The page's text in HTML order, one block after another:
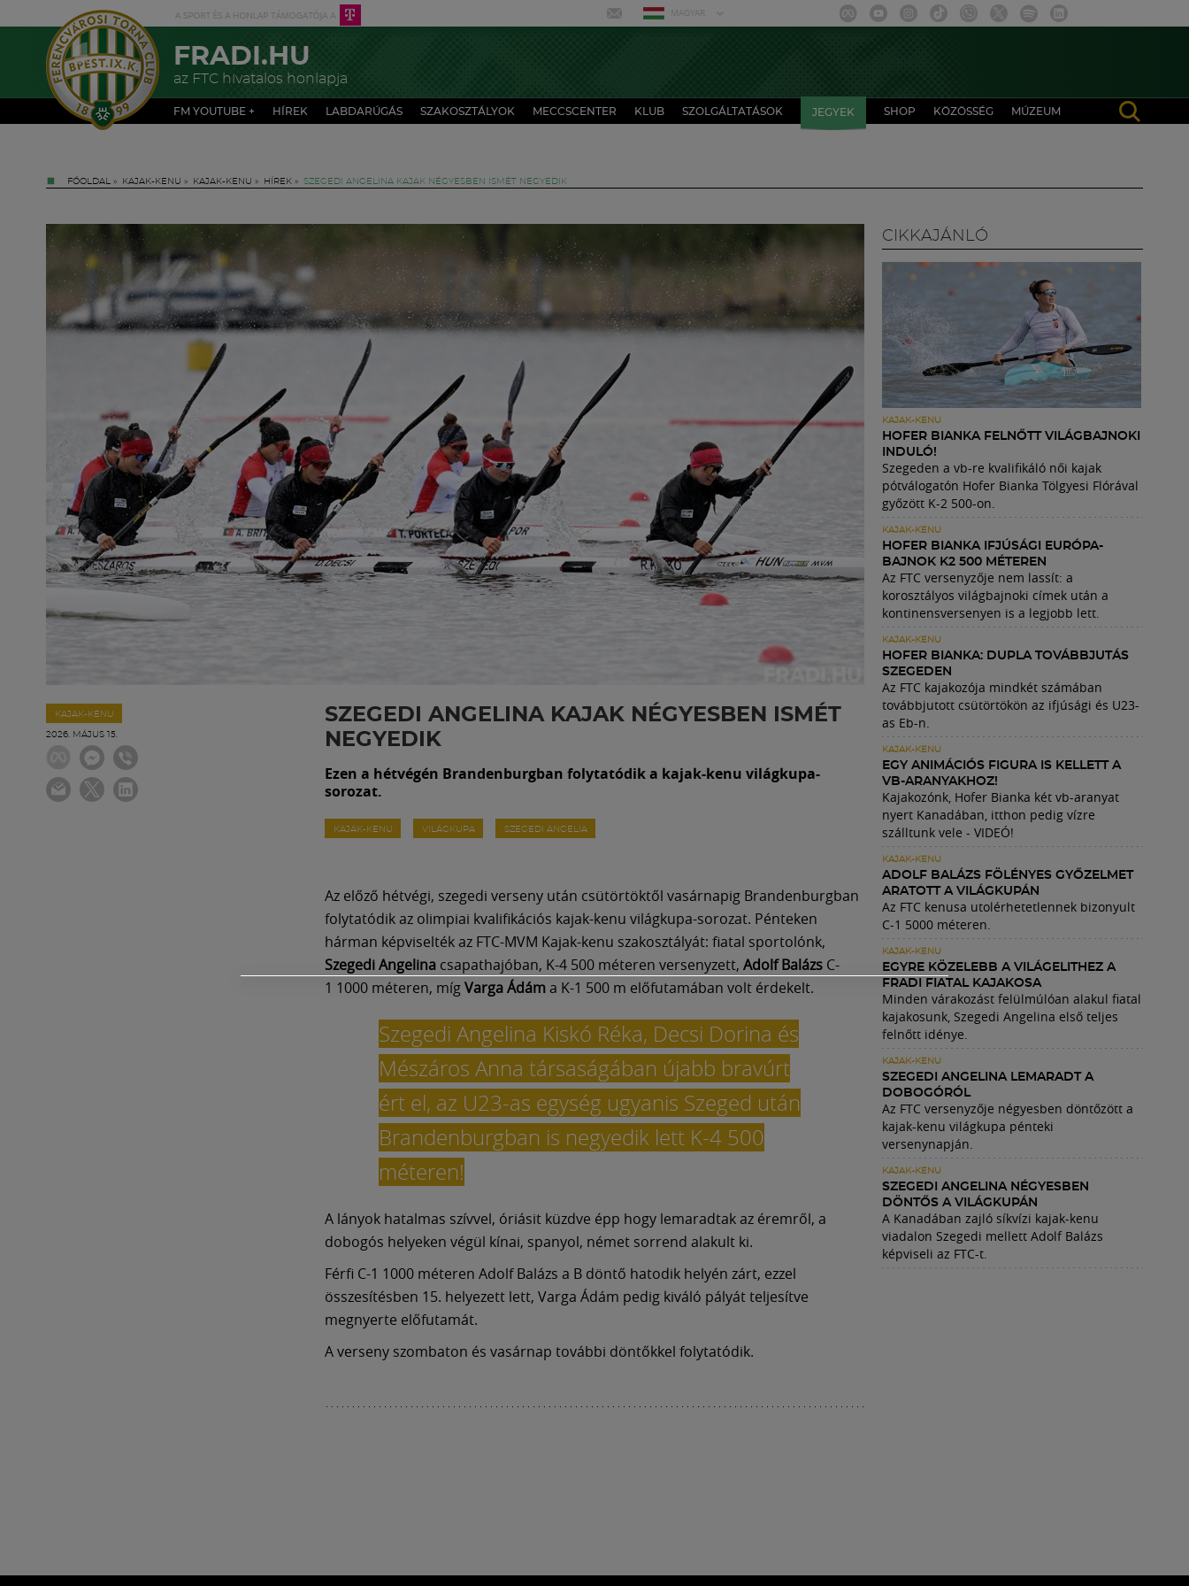
MAGYAR
FRADI.HU
az FTC hivatalos honlapja
FM YOUTUBE + HÍREK LABDARÚGÁS SZAKOSZTÁLYOK MECCSCENTER KLUB SZOLGÁLTATÁSOK JEGYEK SHOP KÖZÖSSÉG MÚZEUM
FŐOLDAL » KAJAK-KENU » KAJAK-KENU » HÍREK » SZEGEDI ANGELINA KAJAK NÉGYESBEN ISMÉT NEGYEDIK
KAJAK-KENU
2026. MÁJUS 15.
SZEGEDI ANGELINA KAJAK NÉGYESBEN ISMÉT
NEGYEDIK
Ezen a hétvégén Brandenburgban folytatódik a kajak-kenu világkupa-
sorozat.
KAJAK-KENU VILÁGKUPA SZEGEDI ANGELIA
Az előző hétvégi, szegedi verseny után csütörtöktől vasárnapig Brandenburgban
folytatódik az olimpiai kvalifikációs kajak-kenu világkupa-sorozat. Pénteken
hárman képviselték az FTC-MVM Kajak-kenu szakosztályát: fiatal sportolónk,
Szegedi Angelinacsapathajóban, K-4 500 méteren versenyzett, Adolf BalázsC-
1 1000 méteren, mígVarga Ádáma K-1 500 m előfutamában volt érdekelt.
Szegedi Angelina Kiskó Réka, Decsi Dorina és
Mészáros Anna társaságában újabb bravúrt
ért el, az U23-as egység ugyanis Szeged után
Brandenburgban is negyedik lett K-4 500
méteren!
A lányok hatalmas szívvel, óriásit küzdve épp hogy lemaradtak az éremről, a
dobogós helyeken végül kínai, spanyol, német sorrend alakult ki.
Férfi C-1 1000 méteren Adolf Balázs a B döntő hatodik helyén zárt, ezzel
összesítésben 15. helyezett lett, Varga Ádám pedig kiváló pályát teljesítve
megnyerte előfutamát.
A verseny szombaton és vasárnap további döntőkkel folytatódik.
CIKKAJÁNLÓ
KAJAK-KENU
HOFER BIANKA FELNŐTT VILÁGBAJNOKI
INDULÓ!
Szegeden a vb-re kvalifikáló női kajak
pótválogatón Hofer Bianka Tölgyesi Flórával
győzött K-2 500-on.
KAJAK-KENU
HOFER BIANKA IFJÚSÁGI EURÓPA-
BAJNOK K2 500 MÉTEREN
Az FTC versenyzője nem lassít: a
korosztályos világbajnoki címek után a
kontinensversenyen is a legjobb lett.
KAJAK-KENU
HOFER BIANKA: DUPLA TOVÁBBJUTÁS
SZEGEDEN
Az FTC kajakozója mindkét számában
továbbjutott csütörtökön az ifjúsági és U23-
as Eb-n.
KAJAK-KENU
EGY ANIMÁCIÓS FIGURA IS KELLETT A
VB-ARANYAKHOZ!
Kajakozónk, Hofer Bianka két vb-aranyat
nyert Kanadában, itthon pedig vízre
szálltunk vele - VIDEÓ!
KAJAK-KENU
ADOLF BALÁZS FÖLÉNYES GYŐZELMET
ARATOTT A VILÁGKUPÁN
Az FTC kenusa utolérhetetlennek bizonyult
C-1 5000 méteren.
KAJAK-KENU
EGYRE KÖZELEBB A VILÁGELITHEZ A
FRADI FIATAL KAJAKOSA
Minden várakozást felülmúlóan alakul fiatal
kajakosunk, Szegedi Angelina első teljes
felnőtt idénye.
KAJAK-KENU
SZEGEDI ANGELINA LEMARADT A
DOBOGÓRÓL
Az FTC versenyzője négyesben döntőzött a
kajak-kenu világkupa pénteki
versenynapján.
KAJAK-KENU
SZEGEDI ANGELINA NÉGYESBEN
DÖNTŐS A VILÁGKUPÁN
A Kanadában zajló síkvízi kajak-kenu
viadalon Szegedi mellett Adolf Balázs
képviseli az FTC-t.